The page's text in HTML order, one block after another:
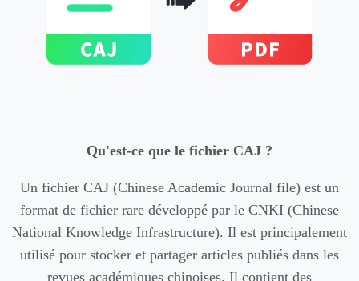
Qu'est-ce que le fichier CAJ ?
Un fichier CAJ (Chinese Academic Journal file) est un
format de fichier rare développé par le CNKI (Chinese
National Knowledge Infrastructure). Il est principalement
utilisé pour stocker et partager articles publiés dans les
revues académiques chinoises. Il contient des